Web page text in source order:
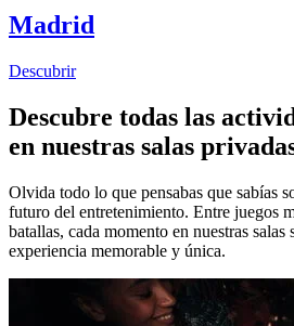
Madrid
Descubrir
Descubre todas las
en nuestras salas
Olvida todo lo que pensabas que sabías
futuro del entretenimiento. Entre juegos
batallas, cada momento en nuestras salas
experiencia memorable y única.